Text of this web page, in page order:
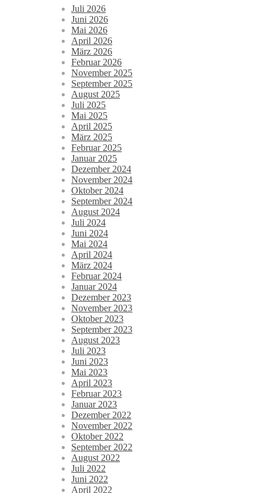
Juli 2026
Juni 2026
Mai 2026
April 2026
März 2026
Februar 2026
November 2025
September 2025
August 2025
Juli 2025
Mai 2025
April 2025
März 2025
Februar 2025
Januar 2025
Dezember 2024
November 2024
Oktober 2024
September 2024
August 2024
Juli 2024
Juni 2024
Mai 2024
April 2024
März 2024
Februar 2024
Januar 2024
Dezember 2023
November 2023
Oktober 2023
September 2023
August 2023
Juli 2023
Juni 2023
Mai 2023
April 2023
Februar 2023
Januar 2023
Dezember 2022
November 2022
Oktober 2022
September 2022
August 2022
Juli 2022
Juni 2022
April 2022